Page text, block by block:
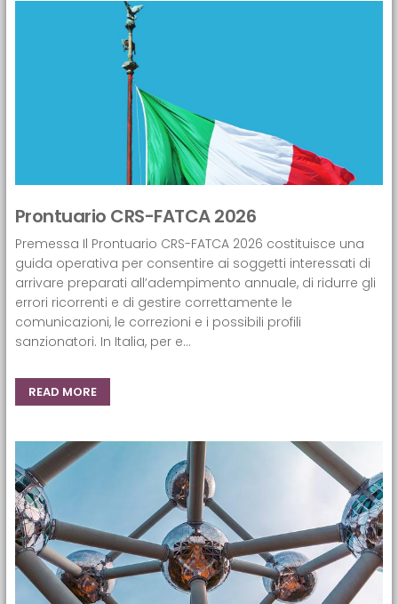
Prontuario CRS-FATCA 2026
Premessa Il Prontuario CRS-FATCA 2026 costituisce una
guida operativa per consentire ai soggetti interessati di
arrivare preparati all’adempimento annuale, di ridurre gli
errori ricorrenti e di gestire correttamente le
comunicazioni, le correzioni e i possibili profili
sanzionatori. In Italia, per e...
READ MORE